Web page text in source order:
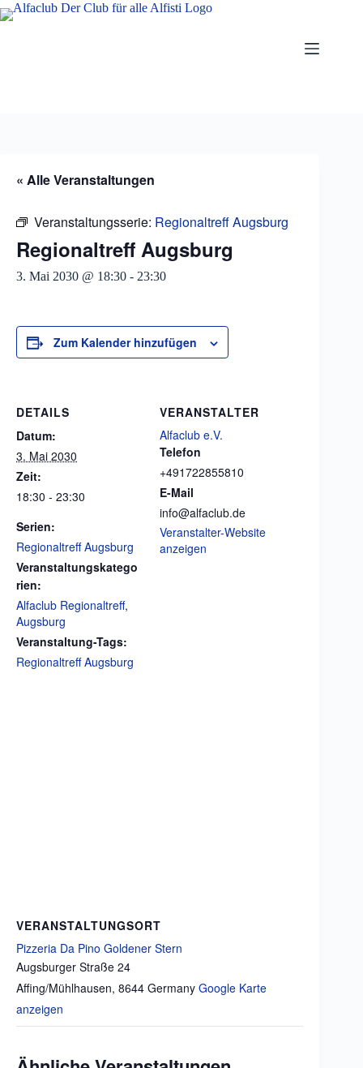
Zum
Inhalt
« Alle Veranstaltungen
Veranstaltungsserie: Regionaltreff Augsburg
Regionaltreff Augsburg
3. Mai 2030 @ 18:30 - 23:30
Zum Kalender hinzufügen
DETAILS
Datum:
3. Mai 2030
Zeit:
18:30 - 23:30
Serien:
Regionaltreff Augsburg
Veranstaltungskatego
rien:
Alfaclub Regionaltreff,
Augsburg
Veranstaltung-Tags:
Regionaltreff Augsburg
VERANSTALTER
Alfaclub e.V.
Telefon
+491722855810
E-Mail
info@alfaclub.de
Veranstalter-Website
anzeigen
VERANSTALTUNGSORT
Pizzeria Da Pino Goldener Stern
Augsburger Straße 24
Affing/Mühlhausen, 8644 Germany Google Karte
anzeigen